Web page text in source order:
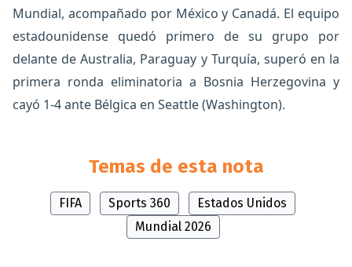
Mundial, acompañado por México y Canadá. El equipo
estadounidense quedó primero de su grupo por
delante de Australia, Paraguay y Turquía, superó en la
primera ronda eliminatoria a Bosnia Herzegovina y
cayó 1-4 ante Bélgica en Seattle (Washington).
Temas de esta nota
FIFA Sports 360
Estados Unidos
Mundial 2026